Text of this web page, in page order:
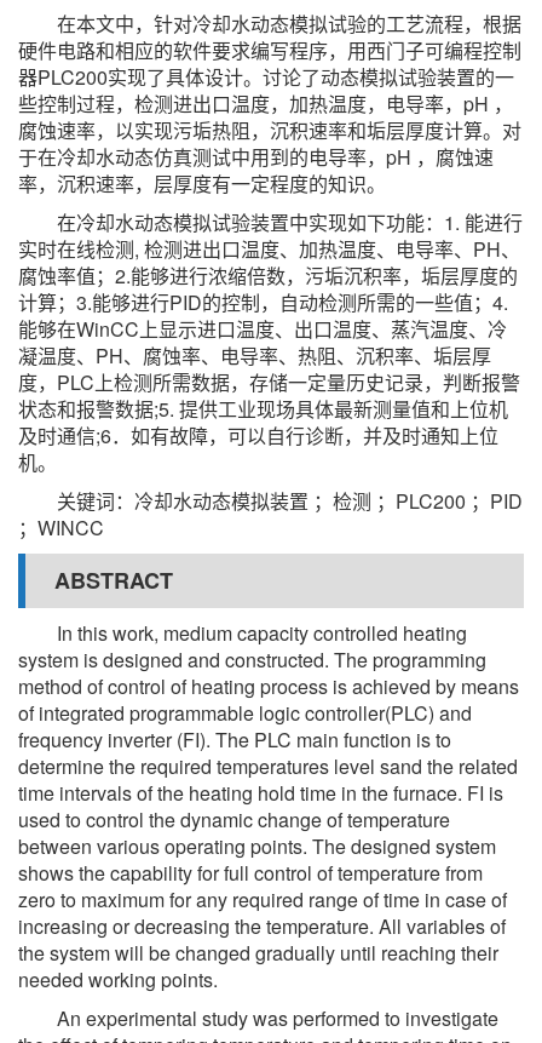
在本文中，针对冷却水动态模拟试验的工艺流程，根据
硬件电路和相应的软件要求编写程序，用西门子可编程控制
器PLC200实现了具体设计。讨论了动态模拟试验装置的一
些控制过程，检测进出口温度，加热温度，电导率，pH ，
腐蚀速率，以实现污垢热阻，沉积速率和垢层厚度计算。对
于在冷却水动态仿真测试中用到的电导率，pH ，腐蚀速
率，沉积速率，层厚度有一定程度的知识。
在冷却水动态模拟试验装置中实现如下功能：1. 能进行
实时在线检测, 检测进出口温度、加热温度、电导率、PH、
腐蚀率值；2.能够进行浓缩倍数，污垢沉积率，垢层厚度的
计算；3.能够进行PID的控制，自动检测所需的一些值；4.
能够在WinCC上显示进口温度、出口温度、蒸汽温度、冷
凝温度、PH、腐蚀率、电导率、热阻、沉积率、垢层厚
度，PLC上检测所需数据，存储一定量历史记录，判断报警
状态和报警数据;5. 提供工业现场具体最新测量值和上位机
及时通信;6．如有故障，可以自行诊断，并及时通知上位
机。
关键词：冷却水动态模拟装置 ；检测 ；PLC200 ；PID
；WINCC
ABSTRACT
In this work, medium capacity controlled heating
system is designed and constructed. The programming
method of control of heating process is achieved by means
of integrated programmable logic controller(PLC) and
frequency inverter (FI). The PLC main function is to
determine the required temperatures level sand the related
time intervals of the heating hold time in the furnace. FI is
used to control the dynamic change of temperature
between various operating points. The designed system
shows the capability for full control of temperature from
zero to maximum for any required range of time in case of
increasing or decreasing the temperature. All variables of
the system will be changed gradually until reaching their
needed working points.
An experimental study was performed to investigate